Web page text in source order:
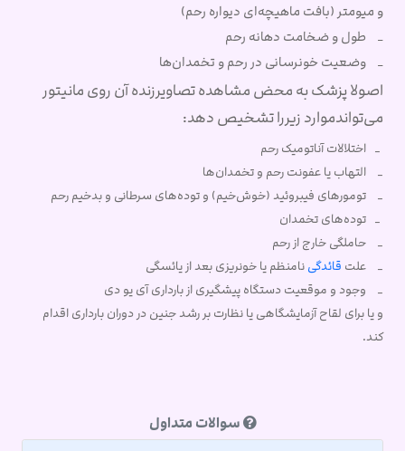
و میومتر (بافت ماهیچه‌ای دیواره رحم)
_ طول و ضخامت دهانه رحم
_ وضعیت خونرسانی در رحم و تخمدان‌ها
اصولا پزشک به محض مشاهده تصاویرزنده آن روی مانیتور
می‌تواندموارد زیررا تشخیص دهد:
_ اختلالات آناتومیک رحم
_ التهاب یا عفونت رحم و تخمدان‌ها
_ تومورهای فیبروئید (خوش‌خیم) و توده‌های سرطانی و بدخیم رحم
_ توده‌های تخمدان
_ حاملگی خارج از رحم
_ علت قائدگی نامنظم یا خونریزی بعد از یائسگی
_ وجود و موقعیت دستگاه پیشگیری از بارداری آی یو دی
و یا برای لقاح آزمایشگاهی یا نظارت بر رشد جنین در دوران بارداری اقدام
کند.
سوالات متداول